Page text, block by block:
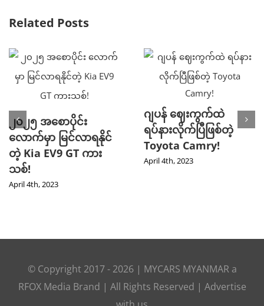
Related Posts
၂၀၂၅ အစောပိုင်း
လောက်မှာ မြင်လာရနိုင်
တဲ့ Kia EV9 GT ကား
သစ်!
April 4th, 2023
ဂျပန် ဈေးကွက်ထဲ
ရပ်နားလိုက်ပြီဖြစ်တဲ့
Toyota Camry!
April 4th, 2023
© Copyright 2017 - 2026 | MYCARS MYANMARa
RFOX Media Brand | All Rights Reserved | Advertise